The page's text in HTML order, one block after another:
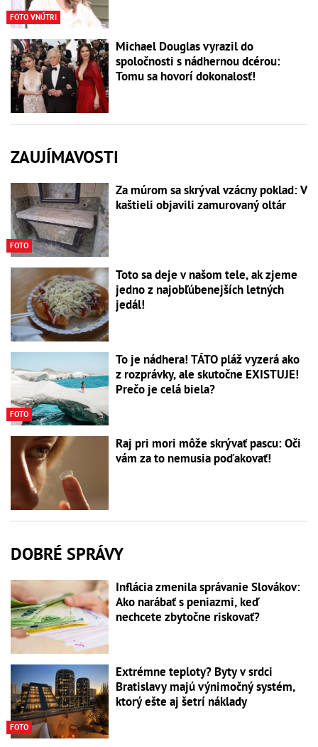
FOTO VNÚTRI
Michael Douglas vyrazil do
spoločnosti s nádhernou dcérou:
Tomu sa hovorí dokonalosť!
ZAUJÍMAVOSTI
FOTO
Za múrom sa skrýval vzácny poklad: V
kaštieli objavili zamurovaný oltár
Toto sa deje v našom tele, ak zjeme
jedno z najobľúbenejších letných
jedál!
FOTO
To je nádhera! TÁTO pláž vyzerá ako
z rozprávky, ale skutočne EXISTUJE!
Prečo je celá biela?
Raj pri mori môže skrývať pascu: Oči
vám za to nemusia poďakovať!
DOBRÉ SPRÁVY
Inflácia zmenila správanie Slovákov:
Ako narábať s peniazmi, keď
nechcete zbytočne riskovať?
FOTO
Extrémne teploty? Byty v srdci
Bratislavy majú výnimočný systém,
ktorý ešte aj šetrí náklady